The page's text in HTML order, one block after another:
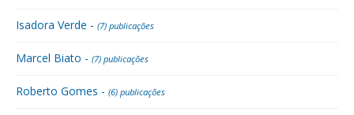
Isadora Verde - (7) publicações
Marcel Biato - (7) publicações
Roberto Gomes - (6) publicações